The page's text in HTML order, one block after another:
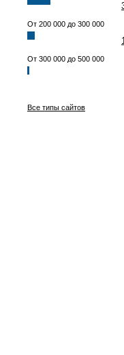
От 200 000 до 300 000
От 300 000 до 500 000
Все типы сайтов